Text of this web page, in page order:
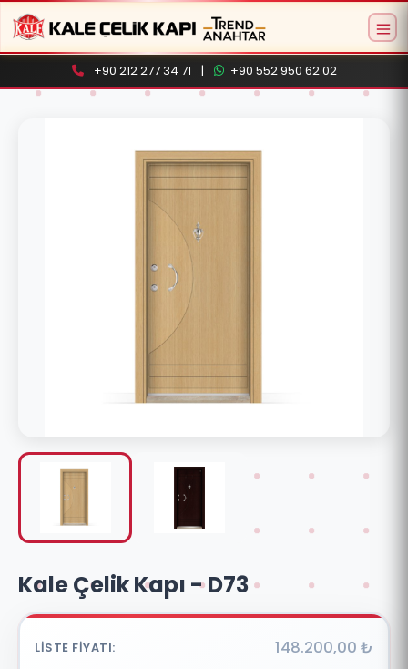
+90 212 277 34 71 | +90 552 950 62 02
Aramaya başlamak için ürün adı veya model
kodu yazın
Kale Çelik Kapı - D73
LISTE FIYATI: 148.200,00 ₺